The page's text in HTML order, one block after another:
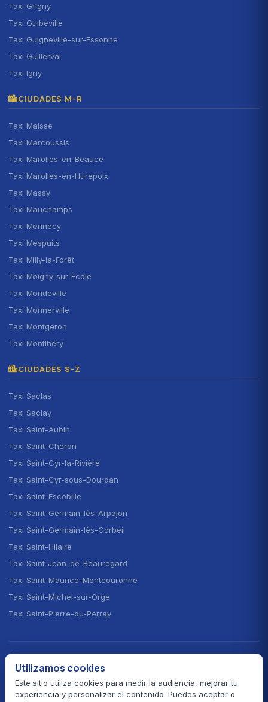
Taxi Grigny
Taxi Guibeville
Taxi Guigneville-sur-Essonne
Taxi Guillerval
Taxi Igny
CIUDADES M-R
Taxi Maisse
Taxi Marcoussis
Taxi Marolles-en-Beauce
Taxi Marolles-en-Hurepoix
Taxi Massy
Taxi Mauchamps
Taxi Mennecy
Taxi Mespuits
Taxi Milly-la-Forêt
Taxi Moigny-sur-École
Taxi Mondeville
Taxi Monnerville
Taxi Montgeron
Taxi Montlhéry
CIUDADES S-Z
Taxi Saclas
Taxi Saclay
Taxi Saint-Aubin
Taxi Saint-Chéron
Taxi Saint-Cyr-la-Rivière
Taxi Saint-Cyr-sous-Dourdan
Taxi Saint-Escobille
Taxi Saint-Germain-lès-Arpajon
Taxi Saint-Germain-lès-Corbeil
Taxi Saint-Hilaire
Taxi Saint-Jean-de-Beauregard
Taxi Saint-Maurice-Montcouronne
Taxi Saint-Michel-sur-Orge
Taxi Saint-Pierre-du-Perray
ELEGIR EL IDIOMA · CHOOSE YOUR LANGUAGE
🇫🇷Français 🇬🇧English
Utilizamos cookies
Este sitio utiliza cookies para medir la audiencia, mejorar tu
experiencia y personalizar el contenido. Puedes aceptar o